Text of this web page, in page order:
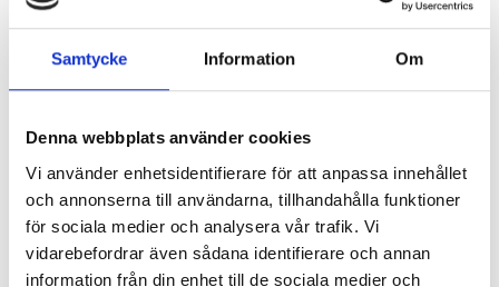
Samtycke Information Om
Denna webbplats använder cookies
Vi använder enhetsidentifierare för att anpassa innehållet
och annonserna till användarna, tillhandahålla funktioner
för sociala medier och analysera vår trafik. Vi
vidarebefordrar även sådana identifierare och annan
information från din enhet till de sociala medier och
Offertförfrågan
Kontakta oss
Göteborgsvägen 16H